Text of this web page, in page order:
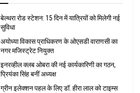
बेल्थरा रोड स्टेशन: 15 दिन में यात्रियों को मिलेगी नई
सुविधा
अयोध्या विकास प्राधिकरण के ओएसडी वाराणसी का
नगर मजिस्ट्रेट नियुक्त
इनरव्हील क्लब ओबरा की नई कार्यकारिणी का गठन,
प्रियंका सिंह बनीं अध्यक्ष
ग्रीन इलेक्शन पहल के लिए डॉ. हीरा लाल को टाइम्स